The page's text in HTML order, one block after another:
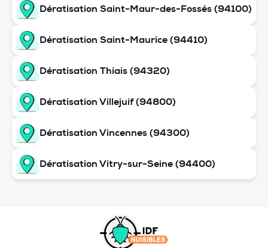
Dératisation Saint-Maur-des-Fossés (94100)
Dératisation Saint-Maurice (94410)
Dératisation Thiais (94320)
Dératisation Villejuif (94800)
Dératisation Vincennes (94300)
Dératisation Vitry-sur-Seine (94400)